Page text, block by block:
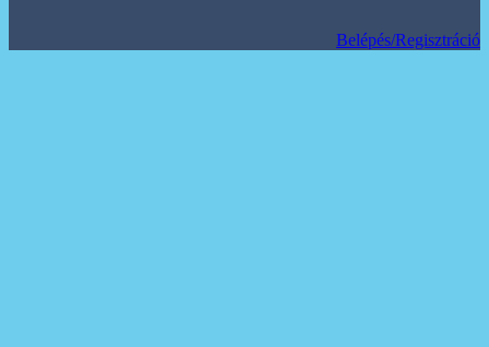
Belépés/Regisztráció